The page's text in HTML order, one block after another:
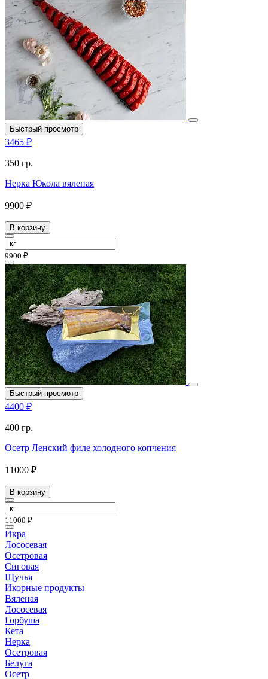
Быстрый просмотр
3465 ₽
350 гр.
Нерка Юкола вяленая
9900 ₽
В корзину
9900 ₽
Быстрый просмотр
4400 ₽
400 гр.
Осетр Ленский филе холодного копчения
11000 ₽
В корзину
11000 ₽
Икра
Лососевая
Осетровая
Сиговая
Щучья
Икорные продукты
Вяленая
Лососевая
Горбуша
Кета
Нерка
Осетровая
Белуга
Осетр